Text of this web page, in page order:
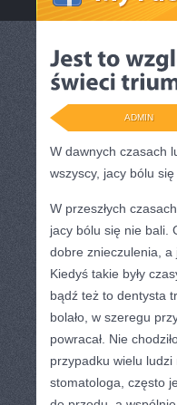
ADMIN
W dawnych czasach
wszyscy, jacy bólu
W przeszłych
jacy bólu się nie bali.
dobre znieczulenia, a
Kiedyś takie były
bądź też to dentysta
bolało, w szeregu
powracał. Nie
przypadku wielu
stomatologa, często